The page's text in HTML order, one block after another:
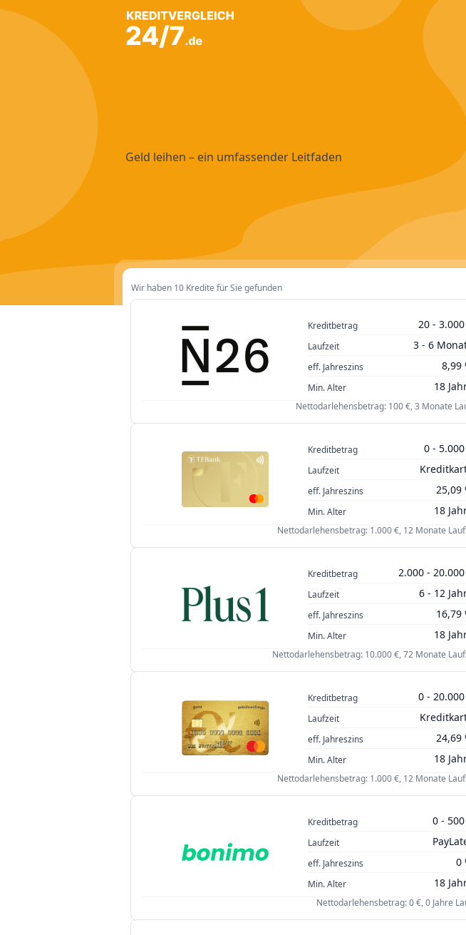
Geld leihen – ein umfassender Leitfaden
Wir haben 10 Kredite für Sie gefunden
3.000 €
120.000 €3
Kreditbetrag 20 -
Laufzeit 3 - 6
eff. Jahreszins 8,99
Min. Alter 18
Nettodarlehensbetrag: 100 €, 3 Monate
Kreditbetrag 0 -
Laufzeit
eff. Jahreszins 25,09
Min. Alter 18
Nettodarlehensbetrag: 1.000 €, 12 Monate
Kreditbetrag 2.000 -
Laufzeit 6 - 12
eff. Jahreszins 16,79
Min. Alter 18
Nettodarlehensbetrag: 10.000 €, 72 Monate
Kreditbetrag 0 -
Laufzeit
eff. Jahreszins 24,69
Min. Alter 18
Nettodarlehensbetrag: 1.000 €, 12 Monate
Kreditbetrag 0 -
Laufzeit
eff. Jahreszins 0
Min. Alter 18
Nettodarlehensbetrag: 0 €, 0 Jahre